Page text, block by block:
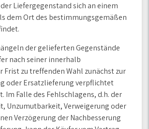
Liefergegenstand sich an einem
dem Ort des bestimmungsgemäßen
der gelieferten Gegenstände
nach seiner innerhalb
Frist zu treffenden Wahl zunächst zur
oder Ersatzlieferung verpflichtet
Im Falle des Fehlschlagens, d.h. der
Unzumutbarkeit, Verweigerung oder
Verzögerung der Nachbesserung